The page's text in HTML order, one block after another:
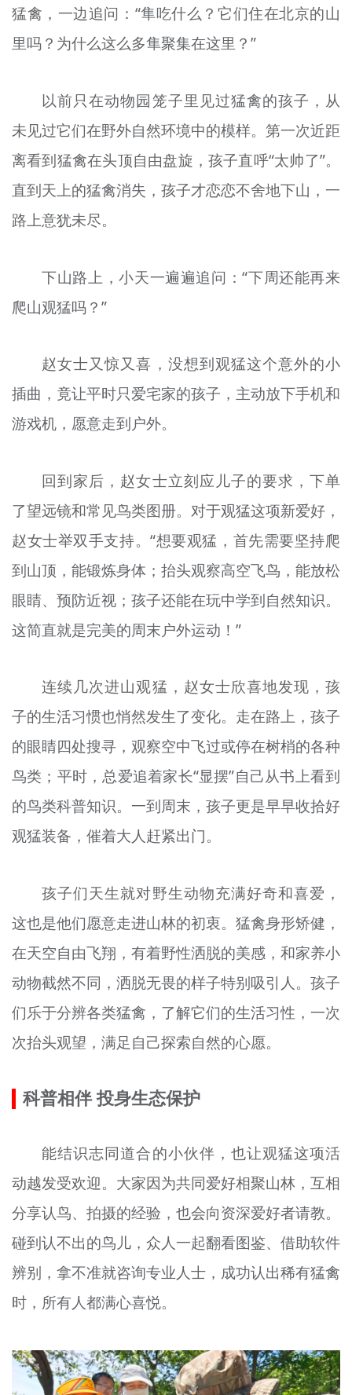
猛禽，一边追问：“隼吃什么？它们住在北京的山
里吗？为什么这么多隼聚集在这里？”
以前只在动物园笼子里见过猛禽的孩子，从
未见过它们在野外自然环境中的模样。第一次近距
离看到猛禽在头顶自由盘旋，孩子直呼“太帅了”。
直到天上的猛禽消失，孩子才恋恋不舍地下山，一
路上意犹未尽。
下山路上，小天一遍遍追问：“下周还能再来
爬山观猛吗？”
赵女士又惊又喜，没想到观猛这个意外的小
插曲，竟让平时只爱宅家的孩子，主动放下手机和
游戏机，愿意走到户外。
回到家后，赵女士立刻应儿子的要求，下单
了望远镜和常见鸟类图册。对于观猛这项新爱好，
赵女士举双手支持。“想要观猛，首先需要坚持爬
到山顶，能锻炼身体；抬头观察高空飞鸟，能放松
眼睛、预防近视；孩子还能在玩中学到自然知识。
这简直就是完美的周末户外运动！”
连续几次进山观猛，赵女士欣喜地发现，孩
子的生活习惯也悄然发生了变化。走在路上，孩子
的眼睛四处搜寻，观察空中飞过或停在树梢的各种
鸟类；平时，总爱追着家长“显摆”自己从书上看到
的鸟类科普知识。一到周末，孩子更是早早收拾好
观猛装备，催着大人赶紧出门。
孩子们天生就对野生动物充满好奇和喜爱，
这也是他们愿意走进山林的初衷。猛禽身形矫健，
在天空自由飞翔，有着野性洒脱的美感，和家养小
动物截然不同，洒脱无畏的样子特别吸引人。孩子
们乐于分辨各类猛禽，了解它们的生活习性，一次
次抬头观望，满足自己探索自然的心愿。
科普相伴 投身生态保护
能结识志同道合的小伙伴，也让观猛这项活
动越发受欢迎。大家因为共同爱好相聚山林，互相
分享认鸟、拍摄的经验，也会向资深爱好者请教。
碰到认不出的鸟儿，众人一起翻看图鉴、借助软件
辨别，拿不准就咨询专业人士，成功认出稀有猛禽
时，所有人都满心喜悦。